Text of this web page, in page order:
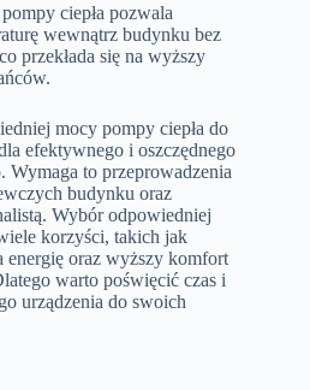
ciepła pozwala
wewnątrz budynku bez
przekłada się na wyższy
mocy pompy ciepła do
efektywnego i oszczędnego
Wymaga to przeprowadzenia
budynku oraz
Wybór odpowiedniej
korzyści, takich jak
energię oraz wyższy komfort
warto poświęcić czas i
urządzenia do swoich